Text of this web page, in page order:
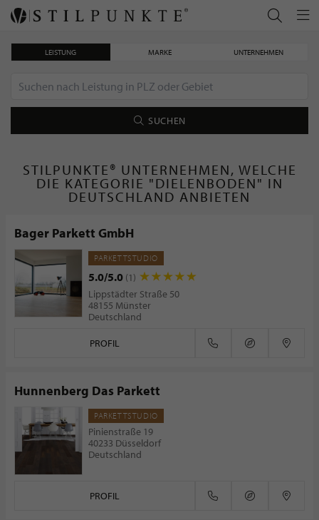
LEISTUNG MARKE UNTERNEHMEN
SUCHEN
STILPUNKTE® UNTERNEHMEN, WELCHE
DIE KATEGORIE "DIELENBODEN" IN
DEUTSCHLAND ANBIETEN
Bager Parkett GmbH
PARKETTSTUDIO
5.0/5.0 (1)
Lippstädter Straße 50
48155 Münster
Deutschland
PROFIL
Hunnenberg Das Parkett
PARKETTSTUDIO
Pinienstraße 19
40233 Düsseldorf
Deutschland
PROFIL